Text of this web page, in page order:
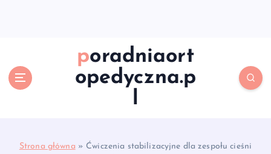
poradniaort
opedyczna.p
l
Strona główna » Ćwiczenia stabilizacyjne dla zespołu cieśni